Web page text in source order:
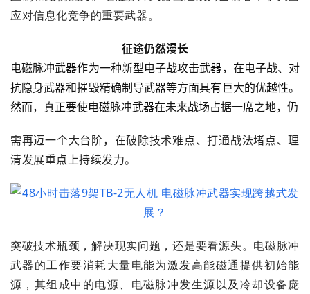
应对信息化竞争的重要武器。
征途仍然漫长
电磁脉冲武器作为一种新型电子战攻击武器，在电子战、对
抗隐身武器和摧毁精确制导武器等方面具有巨大的优越性。
然而，真正要使电磁脉冲武器在未来战场占据一席之地，仍
需再迈一个大台阶，在破除技术难点、打通战法堵点、理
清发展重点上持续发力。
突破技术瓶颈，解决现实问题，还是要看源头。电磁脉冲
武器的工作要消耗大量电能为激发高能磁通提供初始能
源，其组成中的电源、电磁脉冲发生源以及冷却设备庞